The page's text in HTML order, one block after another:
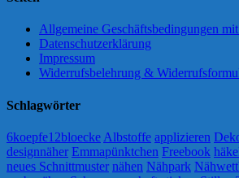
Allgemeine Geschäftsbedingungen
Datenschutzerklärung
Impressum
Widerrufsbelehrung &
Schlagwörter
6koepfe12bloecke Albstoffe applizieren
designnäher Emmapünktchen Freebook
neues Schnittmuster nähen Nähpark